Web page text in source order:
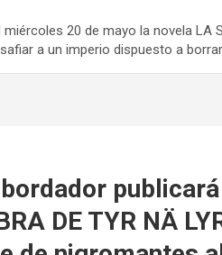
20 de mayo la novela LA
a un imperio dispuesto a
DE TYR NÄ